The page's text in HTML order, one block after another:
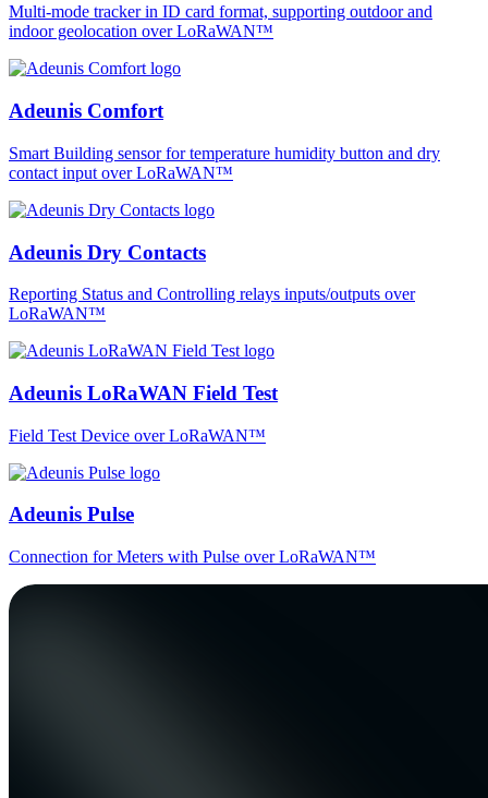
Multi-mode tracker in ID card format, supporting outdoor and
indoor geolocation over LoRaWAN™
Adeunis Comfort
Smart Building sensor for temperature humidity button and dry
contact input over LoRaWAN™
Adeunis Dry Contacts
Reporting Status and Controlling relays inputs/outputs over
LoRaWAN™
Adeunis LoRaWAN Field Test
Field Test Device over LoRaWAN™
Adeunis Pulse
Connection for Meters with Pulse over LoRaWAN™